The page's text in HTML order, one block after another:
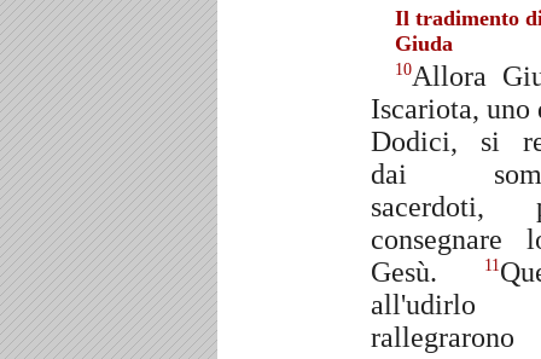
Il tradimento
Giuda
10Allora
Iscariota, uno
Dodici, si
dai
sacerdoti,
consegnare
Gesù.
11
all'udirlo